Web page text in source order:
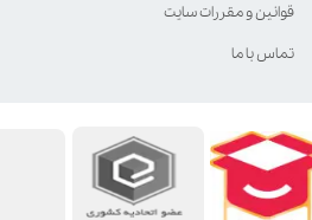
قوانین و مقررات سایت
تماس با ما